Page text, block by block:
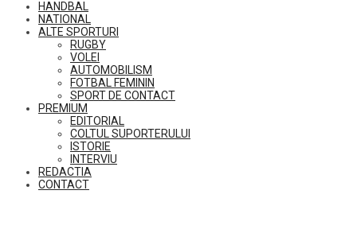
HANDBAL
NATIONAL
ALTE SPORTURI
RUGBY
VOLEI
AUTOMOBILISM
FOTBAL FEMININ
SPORT DE CONTACT
PREMIUM
EDITORIAL
COLTUL SUPORTERULUI
ISTORIE
INTERVIU
REDACTIA
CONTACT